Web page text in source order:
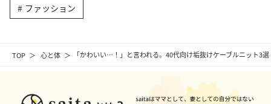
TOP 心と体 「かわいい…！」と言われる。40代向け垢抜けケーブルニット3
ファッション